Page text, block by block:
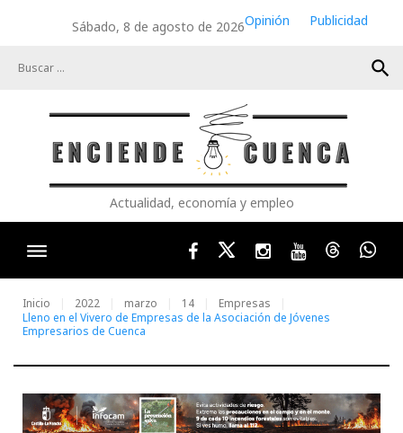
Sábado, 8 de agosto de 2026Opinión
Publicidad
search
Actualidad, economía y empleo
FacebookTwitterInstagram
YoutubeThreads
Inicio 2022 marzo 14
Empresas
Lleno en el Vivero de Empresas de la Asociación de Jóvenes
Empresarios de Cuenca